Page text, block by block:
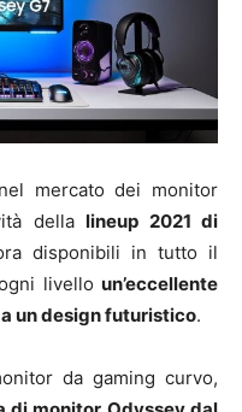
mercato dei monitor
della lineup 2021 di
disponibili in tutto il
livello un’eccellente
un design futuristico.
da gaming curvo,